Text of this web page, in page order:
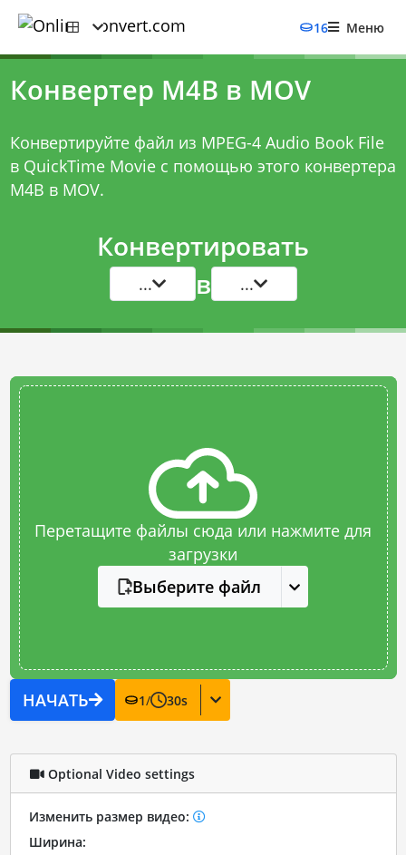
16 Меню
Конвертер M4B в MOV
Конвертируйте файл из MPEG-4 Audio Book File
в QuickTime Movie с помощью этого конвертера
M4B в MOV.
Конвертировать
... в ...
Перетащите файлы сюда или нажмите для
загрузки
Выберите файл
НАЧАТЬ 1/ 30s
Optional Video settings
Изменить размер видео:
Ширина: